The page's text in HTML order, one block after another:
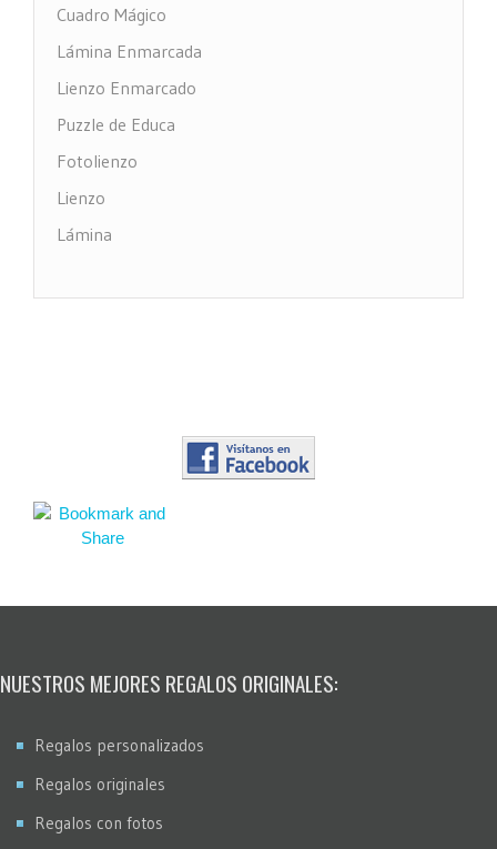
Cuadro Mágico
Lámina Enmarcada
Lienzo Enmarcado
Puzzle de Educa
Fotolienzo
Lienzo
Lámina
NUESTROS MEJORES REGALOS ORIGINALES:
Regalos personalizados
Regalos originales
Regalos con fotos